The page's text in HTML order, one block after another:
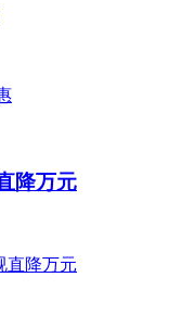
降万元